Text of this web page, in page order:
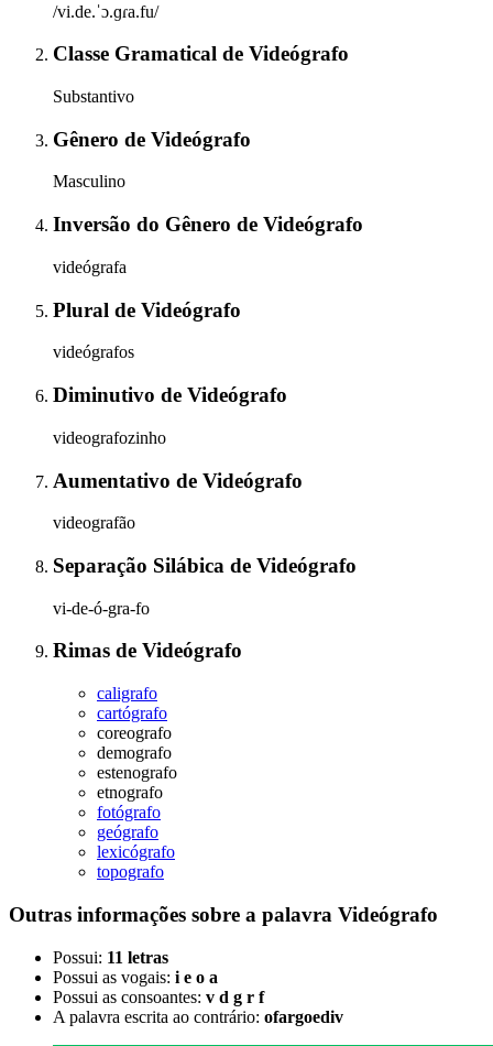
/vi.de.ˈɔ.ɡɾa.fu/
Classe Gramatical de Videógrafo
Substantivo
Gênero de Videógrafo
Masculino
Inversão do Gênero de Videógrafo
videógrafa
Plural de Videógrafo
videógrafos
Diminutivo de Videógrafo
videografozinho
Aumentativo de Videógrafo
videografão
Separação Silábica de Videógrafo
vi-de-ó-gra-fo
Rimas de Videógrafo
caligrafo
cartógrafo
coreografo
demografo
estenografo
etnografo
fotógrafo
geógrafo
lexicógrafo
topografo
Outras informações sobre a palavra Videógrafo
Possui: 11 letras
Possui as vogais: i e o a
Possui as consoantes: v d g r f
A palavra escrita ao contrário: ofargoediv